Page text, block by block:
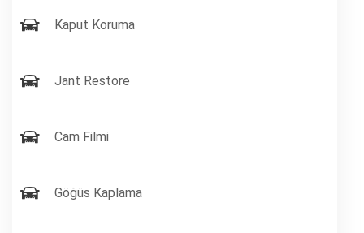
Kaput Koruma
Jant Restore
Cam Filmi
Göğüs Kaplama